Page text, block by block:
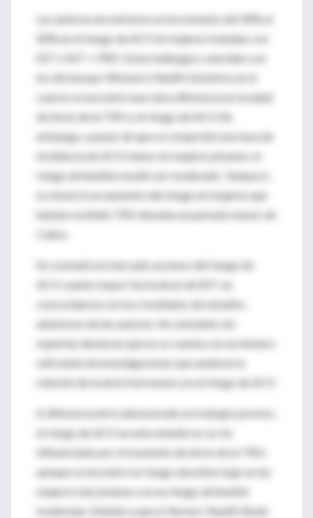
Las autoras encontraron un incremento del 30% al
40% en el riesgo de ACV en mujeres tratadas con
EST o EST + PRO. Estos hallazgos coinciden con
los del ensayo
Women’s Health Iniciative, en el
cual no se encontró una clara diferencia en la edad
de inicio de la TRH y el riesgo de ACV. Sin
embargo, a pesar de que se comprobó una tasa de
incidencia de ACV menor en mujeres jóvenes, el
riesgo atribuible resultó ser moderado. Tampoco
se observó un aumento del riesgo en mujeres que
habían recibido TRH durante un período menor de
5 años.
Se constató un marcado ascenso del riesgo de
ACV cuanto mayor fue la dosis de EST, en
concordancia con los resultados de estudios
anteriores de las autoras. No obstante, las
expertas destacan que no se cuenta con un número
suficiente de investigaciones que analicen la
relación de la dosis hormonal con el riesgo de ACV.
A diferencia de lo demostrado en trabajos previos,
el riesgo de ACV en este estudio no se vio
influenciado por el momento de inicio de la TRH,
aunque se encontró un riesgo absoluto bajo en las
mujeres más jóvenes con un riesgo atribuible
moderado. Debido a que el
Nurses’ Health Study